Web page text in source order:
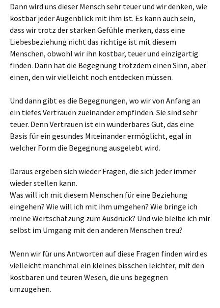
Dann wird uns dieser Mensch sehr teuer und wir denken, wie
kostbar jeder Augenblick mit ihm ist. Es kann auch sein,
dass wir trotz der starken Gefühle merken, dass eine
Liebesbeziehung nicht das richtige ist mit diesem
Menschen, obwohl wir ihn kostbar, teuer und einzigartig
finden. Dann hat die Begegnung trotzdem einen Sinn, aber
einen, den wir vielleicht noch entdecken müssen.
Und dann gibt es die Begegnungen, wo wir von Anfang an
ein tiefes Vertrauen zueinander empfinden. Sie sind sehr
teuer. Denn Vertrauen ist ein wunderbares Gut, das eine
Basis für ein gesundes Miteinander ermöglicht, egal in
welcher Form die Begegnung ausgelebt wird.
Daraus ergeben sich wieder Fragen, die sich jeder immer
wieder stellen kann.
Was will ich mit diesem Menschen für eine Beziehung
eingehen? Wie will ich mit ihm umgehen? Wie bringe ich
meine Wertschätzung zum Ausdruck? Und wie bleibe ich mir
selbst im Umgang mit den anderen Menschen treu?
Wenn wir für uns Antworten auf diese Fragen finden wird es
vielleicht manchmal ein kleines bisschen leichter, mit den
kostbaren und teuren Wesen, die uns begegnen
umzugehen.